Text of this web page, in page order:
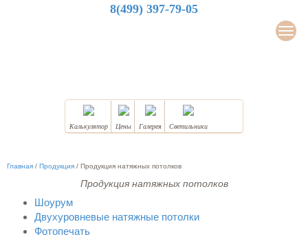
8(499) 397-79-05
Калькулятор Цены Галерея Светильники
Главная / Продукция / Продукция натяжных потолков
Продукция натяжных потолков
Шоурум
Двухуровневые натяжные потолки
Фотопечать